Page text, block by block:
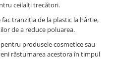
ceilalți trecători.
tranziția de la plastic la hârtie,
de a reduce poluarea.
produsele cosmetice sau
răsturnarea acestora în timpul